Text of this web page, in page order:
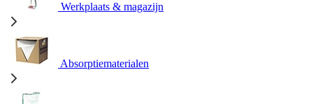
Werkplaats & magazijn
Absorptiematerialen